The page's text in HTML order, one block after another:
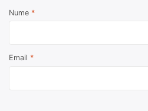
Nume *
Email *